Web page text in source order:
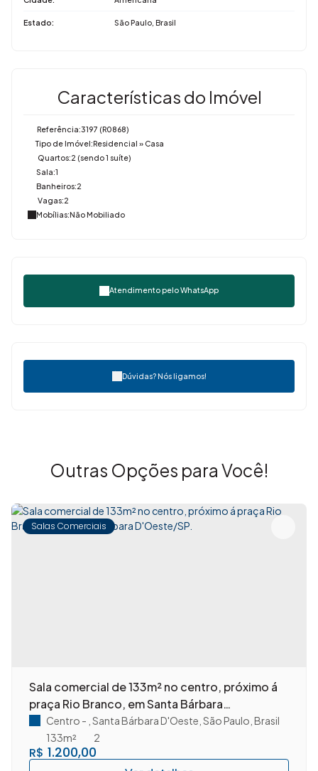
Estado: São Paulo, Brasil
Características do Imóvel
Referência:3197 (R0868)
Tipo de Imóvel:Residencial » Casa
Quartos:2 (sendo 1 suíte)
Sala:1
Banheiros:2
Vagas:2
Mobílias:Não Mobiliado
Atendimento peloWhatsApp
Dúvidas? Nós ligamos!
Outras Opções para Você!
Salas Comerciais
Sala comercial de 133m² no centro, próximo á
praça Rio Branco, em Santa Bárbara
D'Oeste/SP.
R$ 1.200,00
Centro Santa Bárbara D'Oeste São Paulo Brasil
2
133m²